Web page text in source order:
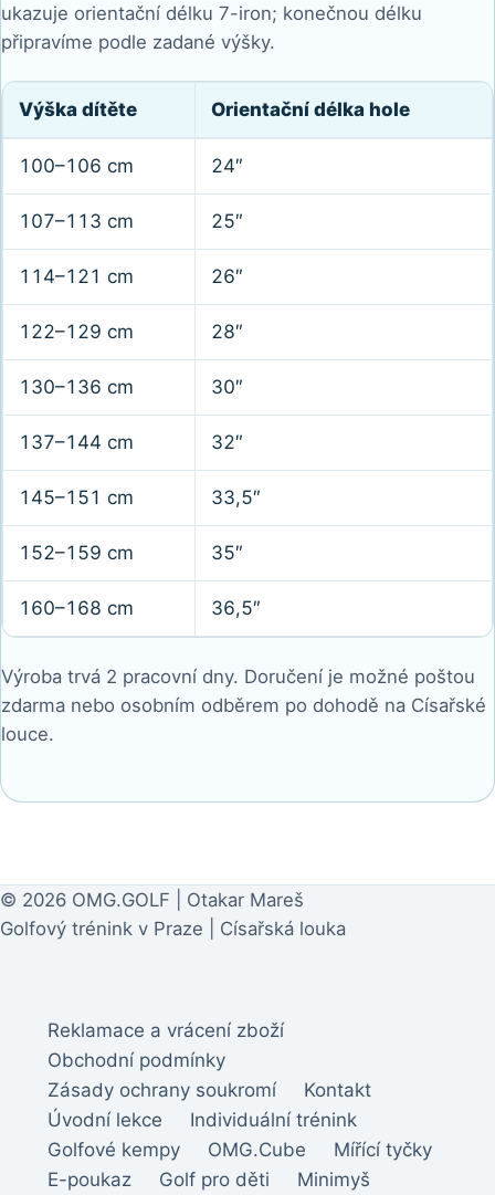
ukazuje orientační délku 7-iron; konečnou délku
připravíme podle zadané výšky.
délka
OMG.Cube
podle
výšky
dítěte
Výška dítěte Orientační délka hole
100–106 cm 24″
107–113 cm 25″
114–121 cm 26″
122–129 cm 28″
130–136 cm 30″
137–144 cm 32″
145–151 cm 33,5″
152–159 cm 35″
160–168 cm 36,5″
Výroba trvá 2 pracovní dny. Doručení je možné poštou
zdarma nebo osobním odběrem po dohodě na Císařské
louce.
© 2026 OMG.GOLF | Otakar Mareš
Golfový trénink v Praze | Císařská louka
Reklamace a vrácení zboží
Obchodní podmínky
Zásady ochrany soukromí
Kontakt
Úvodní lekce
Individuální trénink
Golfové kempy
OMG.Cube
Mířící tyčky
E-poukaz
Golf pro děti Minimyš